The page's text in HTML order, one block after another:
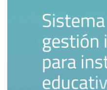
de articulación entre
hasta la investigación de
significativamente los
instituciones educativas.
Finlandia presenta un
Ministerio de Educación y